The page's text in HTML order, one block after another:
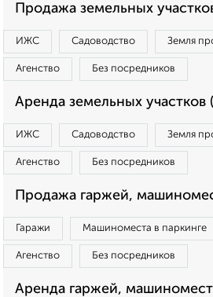
Продажа земельных
ИЖС Садоводство Земля
Агенство Без посредников
Аренда земельных участков
ИЖС Садоводство Земля
Агенство Без посредников
Продажа гаржей,
Гаражи Машиноместа в паркинге
Агенство Без посредников
Аренда гаржей,